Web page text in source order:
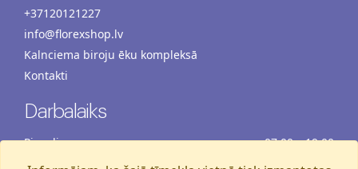
+37120121227
info@florexshop.lv
Kalnciema biroju ēku kompleksā
Kontakti
Darbalaiks
Pirmdiena
07:00 – 19:00
Otrdiena
07:00 – 19:00